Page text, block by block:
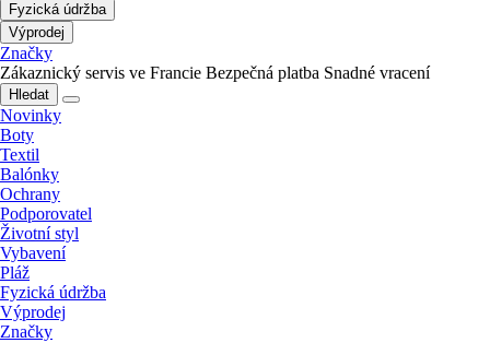
Fyzická údržba
Výprodej
Značky
Zákaznický servis ve Francie Bezpečná platba Snadné vracení
Hledat
Novinky
Boty
Textil
Balónky
Ochrany
Podporovatel
Životní styl
Vybavení
Pláž
Fyzická údržba
Výprodej
Značky